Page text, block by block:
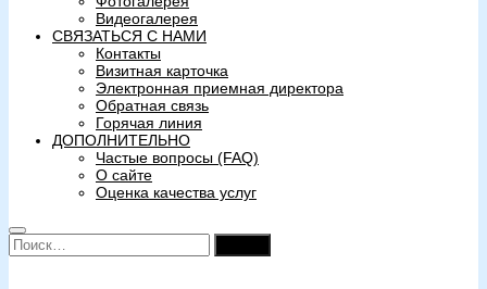
Видеогалерея
СВЯЗАТЬСЯ С НАМИ
Контакты
Визитная карточка
Электронная приемная директора
Обратная связь
Горячая линия
ДОПОЛНИТЕЛЬНО
Частые вопросы (FAQ)
О сайте
Оценка качества услуг
Найти: